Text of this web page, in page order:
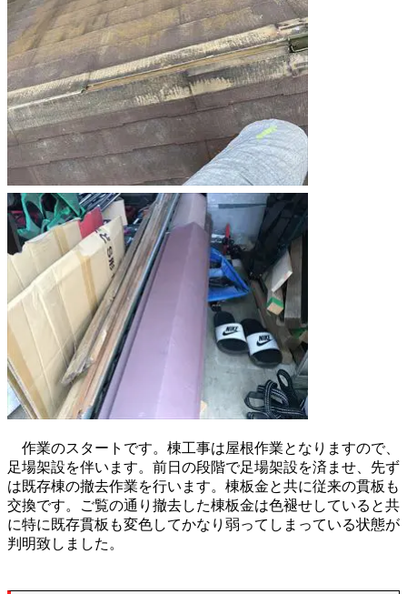
作業のスタートです。棟工事は屋根作業となりますので、
足場架設を伴います。前日の段階で足場架設を済ませ、先ず
は既存棟の撤去作業を行います。棟板金と共に従来の貫板も
交換です。ご覧の通り撤去した棟板金は色褪せしていると共
に特に既存貫板も変色してかなり弱ってしまっている状態が
判明致しました。